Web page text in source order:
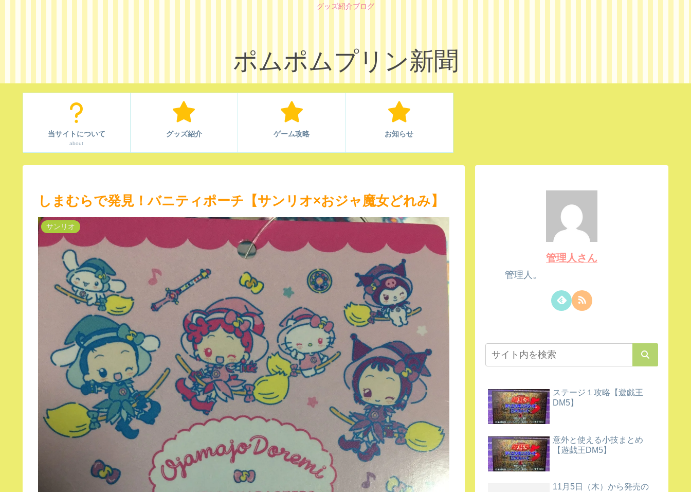
グッズ紹介ブログ
ポムポムプリン新聞
当サイトについて
about
グッズ紹介 ゲーム攻略 お知らせ
しまむらで発見！バニティポーチ【サンリオ×おジャ魔女どれみ】
サンリオ
管理人さん
管理人。
ステージ１攻略【遊戯王
DM5】
意外と使える小技まとめ
【遊戯王DM5】
11月5日（木）から発売の